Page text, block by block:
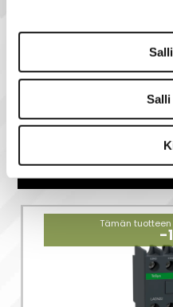
Näytä lisää
Schneider electric
Tämän
-